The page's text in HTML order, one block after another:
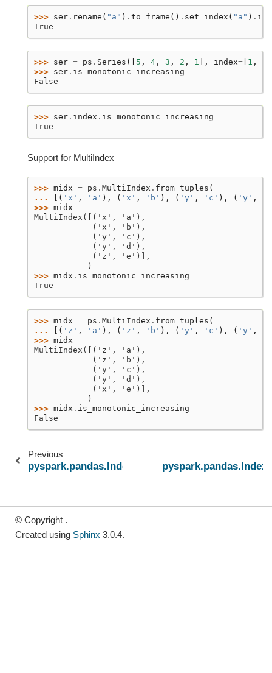
>>> ser . rename ( "a" ) . to_frame () . set_index ( "a" ) .
True
>>> ser = ps . Series ([ 5 , 4 , 3 , 2 , 1 ], index= 1 ,
>>> ser . is_monotonic_increasing
False
>>> ser . index . is_monotonic_increasing
True
Support for MultiIndex
>>> midx = ps . MultiIndex . from_tuples (
...
[( 'x' , 'a' ), ( 'x' , 'b' ), ( 'y' , 'c' ), ( 'y' ,
>>> midx
MultiIndex([('x', 'a'),
            ('x', 'b'),
            ('y', 'c'),
            ('y', 'd'),
            ('z', 'e')],
           )
>>> midx . is_monotonic_increasing
True
>>> midx = ps . MultiIndex . from_tuples (
...
[( 'z' , 'a' ), ( 'z' , 'b' ), ( 'y' , 'c' ), ( 'y' ,
>>> midx
MultiIndex([('z', 'a'),
            ('z', 'b'),
            ('y', 'c'),
            ('y', 'd'),
            ('x', 'e')],
           )
>>> midx . is_monotonic_increasing
False
Previous
pyspark.pandas.Index.is_monotonic
© Copyright .
Created using Sphinx 3.0.4.